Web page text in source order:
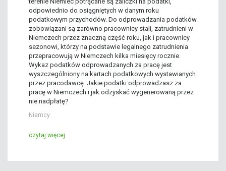
odpowiednio do osiągniętych w danym roku
podatkowym przychodów. Do odprowadzania podatków
zobowiązani są zarówno pracownicy stali, zatrudnieni w
Niemczech przez znaczną część roku, jak i pracownicy
sezonowi, którzy na podstawie legalnego zatrudnienia
przepracowują w Niemczech kilka miesięcy rocznie.
Wykaz podatków odprowadzanych za pracę jest
wyszczególniony na kartach podatkowych wystawianych
przez pracodawcę. Jakie podatki odprowadzasz za
pracę w Niemczech i jak odzyskać wygenerowaną przez
nie nadpłatę?
Niemcy
czytaj więcej